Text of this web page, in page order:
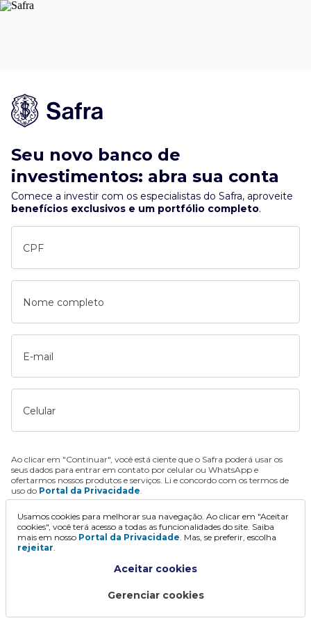
Seu novo banco de
investimentos: abra sua conta
Comece a investir com os especialistas do Safra, aproveite
benefícios exclusivos e um portfólio completo.
CPF
Nome completo
E-mail
Celular
Ao clicar em "Continuar", você está ciente que o Safra poderá usar os
seus dados para entrar em contato por celular ou WhatsApp e
ofertarmos nossos produtos e serviços. Li e concordo com os termos de
uso do Portal da Privacidade.
Continuar
Usamos cookies para melhorar sua navegação. Ao clicar em "Aceitar
cookies", você terá acesso a todas as funcionalidades do site. Saiba
mais em nosso Portal da Privacidade. Mas, se preferir, escolha
rejeitar.
Aceitar cookies
Gerenciar cookies